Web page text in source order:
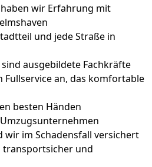
haben wir Erfahrung mit
und jede Straße in
ausgebildete Fachkräfte
Fullservice an, das komfortable
besten Händen
wir im Schadensfall versichert
transportsicher und